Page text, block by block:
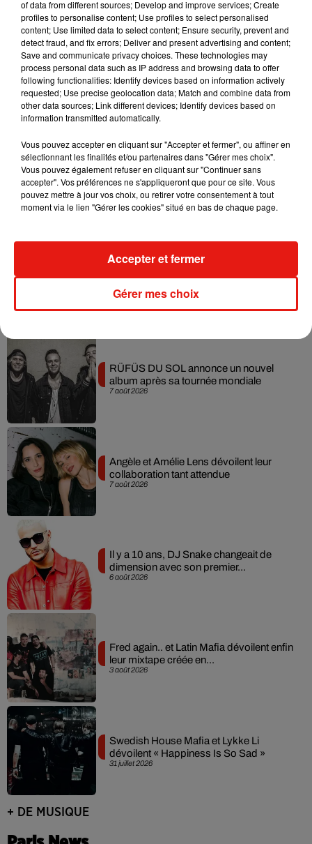
la fiabilité est bonne. Or, trop de fautes de syntaxe ou de
grammaire pourraient ne pas être au goût des recruteurs et
vous fermer certaines portes. Dans le cas où vous ne seriez
pas sûr de vous, n'hésitez pas à demander de l'aide à une
connaissance parlant bien l'anglais.Certains termes sont
également à connaître et diffèrent de ceux utilisés en
français. Par exemple, CV se dit “resume” et lettre de
font aussi que les mots ne sont pas les mêmes entre
l'anglais britannique et l'anglais américain, à l'image du
mot “stage”, “placement” dans le premier cas et
“internship” dans le second.Enfin, une attention toute
particulière devra être accordée aux mentions scolaires. Et si
7 août 2026
RÜFÜS DU SOL annonce un nouvel
album après sa tournée mondiale
7 août 2026
Angèle et Amélie Lens dévoilent leur
collaboration tant attendue
6 août 2026
Il y a 10 ans, DJ Snake changeait de
dimension avec son premier...
3 août 2026
Fred again.. et Latin Mafia dévoilent enfin
leur mixtape créée en...
31 juillet 2026
Swedish House Mafia et Lykke Li
dévoilent « Happiness Is So Sad »
+ DE MUSIQUE
of data from different sources; Develop and improve services; Create
profiles to personalise content; Use profiles to select personalised
content; Use limited data to select content; Ensure security, prevent and
detect fraud, and fix errors; Deliver and present advertising and content;
Save and communicate privacy choices. These technologies may
process personal data such as IP address and browsing data to offer
following functionalities: Identify devices based on information actively
requested; Use precise geolocation data; Match and combine data from
other data sources; Link different devices; Identify devices based on
information transmitted automatically.
Vous pouvez accepter en cliquant sur "Accepter et fermer", ou affiner en
sélectionnant les finalités et/ou partenaires dans "Gérer mes choix".
Vous pouvez également refuser en cliquant sur "Continuer sans
accepter". Vos préférences ne s'appliqueront que pour ce site. Vous
pouvez mettre à jour vos choix, ou retirer votre consentement à tout
moment via le lien "Gérer les cookies" situé en bas de chaque page.
Gérer mes choix
Accepter et fermer